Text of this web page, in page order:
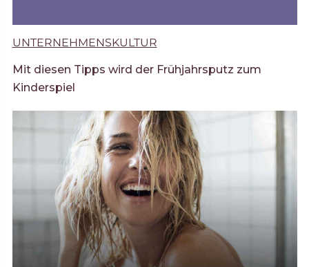
UNTERNEHMENSKULTUR
Mit diesen Tipps wird der Frühjahrsputz zum
Kinderspiel